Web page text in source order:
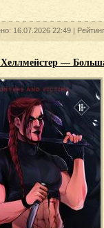
16.07.2026 22:49 |
—